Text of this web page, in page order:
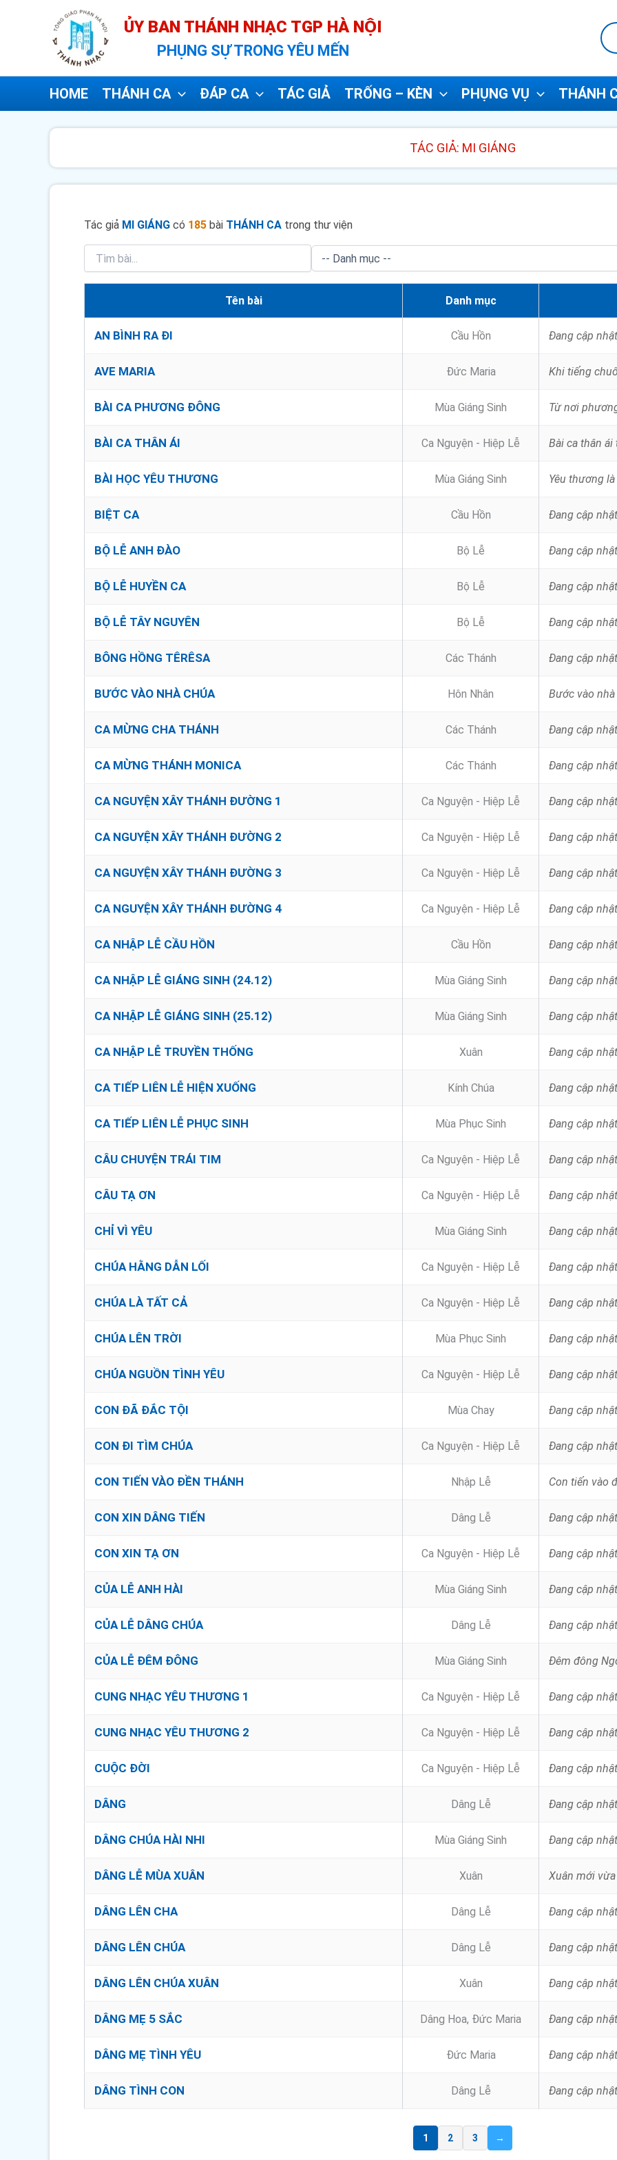
dung
ỦY BAN THÁNH NHẠC TGP HÀ NỘI
PHỤNG SỰ TRONG YÊU MẾN
HOME THÁNH CA ĐÁP CA TÁC GIẢ TRỐNG – KÈN PHỤNG VỤ THÁNH
TÁC GIẢ: MI GIÁNG
Tác giả MI GIÁNG có 185 bài THÁNH CA trong thư viện
Tên bài Danh mục
AN BÌNH RA ĐI Cầu Hồn Đang cập nhật
AVE MARIA Đức Maria
BÀI CA PHƯƠNG ĐÔNG Mùa Giáng Sinh
BÀI CA THÂN ÁI Ca Nguyện - Hiệp Lễ
BÀI HỌC YÊU THƯƠNG Mùa Giáng Sinh
BIỆT CA Cầu Hồn Đang cập nhật
BỘ LỄ ANH ĐÀO Bộ Lễ Đang cập nhật
BỘ LỄ HUYỀN CA Bộ Lễ Đang cập nhật
BỘ LỄ TÂY NGUYÊN Bộ Lễ Đang cập nhật
BÔNG HỒNG TÊRÊSA Các Thánh Đang cập nhật
BƯỚC VÀO NHÀ CHÚA Hôn Nhân
CA MỪNG CHA THÁNH Các Thánh Đang cập nhật
CA MỪNG THÁNH MONICA Các Thánh Đang cập nhật
CA NGUYỆN XÂY THÁNH ĐƯỜNG 1 Ca Nguyện - Hiệp Lễ Đang cập nhật
CA NGUYỆN XÂY THÁNH ĐƯỜNG 2 Ca Nguyện - Hiệp Lễ Đang cập nhật
CA NGUYỆN XÂY THÁNH ĐƯỜNG 3 Ca Nguyện - Hiệp Lễ Đang cập nhật
CA NGUYỆN XÂY THÁNH ĐƯỜNG 4 Ca Nguyện - Hiệp Lễ Đang cập nhật
CA NHẬP LỄ CẦU HỒN Cầu Hồn Đang cập nhật
CA NHẬP LỄ GIÁNG SINH (24.12) Mùa Giáng Sinh Đang cập nhật
CA NHẬP LỄ GIÁNG SINH (25.12) Mùa Giáng Sinh Đang cập nhật
CA NHẬP LỄ TRUYỀN THỐNG Xuân Đang cập nhật
CA TIẾP LIÊN LỄ HIỆN XUỐNG Kính Chúa Đang cập nhật
CA TIẾP LIÊN LỄ PHỤC SINH Mùa Phục Sinh Đang cập nhật
CÂU CHUYỆN TRÁI TIM Ca Nguyện - Hiệp Lễ Đang cập nhật
CÂU TẠ ƠN Ca Nguyện - Hiệp Lễ Đang cập nhật
CHỈ VÌ YÊU Mùa Giáng Sinh Đang cập nhật
CHÚA HẰNG DẪN LỐI Ca Nguyện - Hiệp Lễ Đang cập nhật
CHÚA LÀ TẤT CẢ Ca Nguyện - Hiệp Lễ Đang cập nhật
CHÚA LÊN TRỜI Mùa Phục Sinh Đang cập nhật
CHÚA NGUỒN TÌNH YÊU Ca Nguyện - Hiệp Lễ Đang cập nhật
CON ĐÃ ĐẮC TỘI Mùa Chay Đang cập nhật
CON ĐI TÌM CHÚA Ca Nguyện - Hiệp Lễ Đang cập nhật
CON TIẾN VÀO ĐỀN THÁNH Nhập Lễ
CON XIN DÂNG TIẾN Dâng Lễ Đang cập nhật
CON XIN TẠ ƠN Ca Nguyện - Hiệp Lễ Đang cập nhật
CỦA LỄ ANH HÀI Mùa Giáng Sinh Đang cập nhật
CỦA LỄ DÂNG CHÚA Dâng Lễ Đang cập nhật
CỦA LỄ ĐÊM ĐÔNG Mùa Giáng Sinh
CUNG NHẠC YÊU THƯƠNG 1 Ca Nguyện - Hiệp Lễ Đang cập nhật
CUNG NHẠC YÊU THƯƠNG 2 Ca Nguyện - Hiệp Lễ Đang cập nhật
CUỘC ĐỜI Ca Nguyện - Hiệp Lễ Đang cập nhật
DÂNG Dâng Lễ Đang cập nhật
DÂNG CHÚA HÀI NHI Mùa Giáng Sinh Đang cập nhật
DÂNG LỄ MÙA XUÂN Xuân
DÂNG LÊN CHA Dâng Lễ Đang cập nhật
DÂNG LÊN CHÚA Dâng Lễ Đang cập nhật
DÂNG LÊN CHÚA XUÂN Xuân Đang cập nhật
DÂNG MẸ 5 SẮC Dâng Hoa, Đức Maria Đang cập nhật
DÂNG MẸ TÌNH YÊU Đức Maria Đang cập nhật
DÂNG TÌNH CON Dâng Lễ Đang cập nhật
1 2 3 →